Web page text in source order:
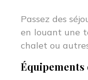
Passez des
en louant une
chalet ou